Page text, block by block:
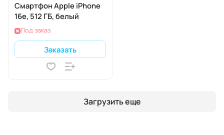
Смартфон Apple iPhone
16e, 512 ГБ, белый
Под заказ
Заказать
Загрузить еще